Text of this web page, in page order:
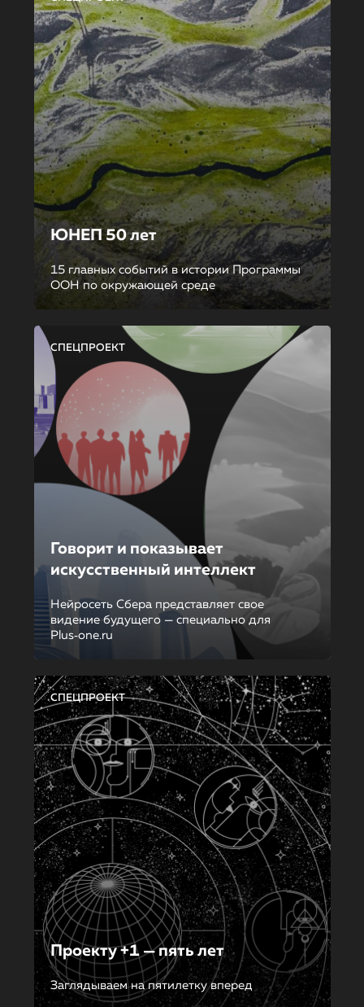
ЮНЕП 50 лет
15 главных событий в истории Программы
ООН по окружающей среде
СПЕЦПРОЕКТ
Говорит и показывает
искусственный интеллект
Нейросеть Сбера представляет свое
видение будущего — специально для
Plus‑one.ru
СПЕЦПРОЕКТ
Проекту +1 — пять лет
Заглядываем на пятилетку вперед